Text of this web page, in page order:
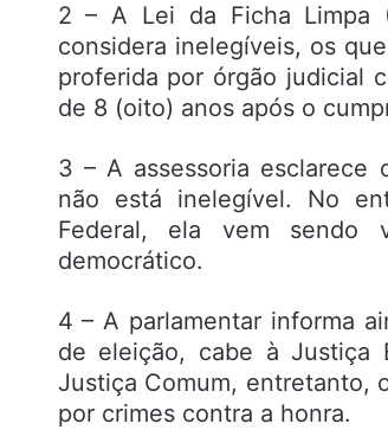
2 – A Lei da Ficha Limpa
considera inelegíveis, os
proferida por órgão judicial
de 8 (oito) anos após o
3 – A assessoria esclarece
não está inelegível. No
Federal, ela vem sendo
democrático.
4 – A parlamentar informa
de eleição, cabe à Justiça
Justiça Comum, entretanto,
por crimes contra a honra.